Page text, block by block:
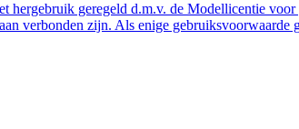
geregeld d.m.v. de Modellicentie
verbonden zijn. Als enige gebruiksvoorwaarde